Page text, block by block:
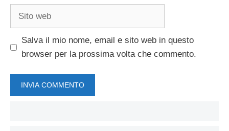
Sito
Salva il mio nome, email e sito web in questo
browser per la prossima volta che commento.